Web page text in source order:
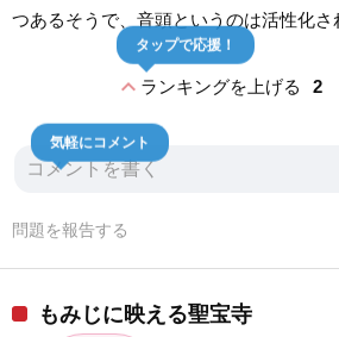
つあるそうで、音頭というのは活性化さ
expand_lessランキングを上げる 2
タップで応援！
気軽にコメント
問題を報告する
もみじに映える聖宝寺